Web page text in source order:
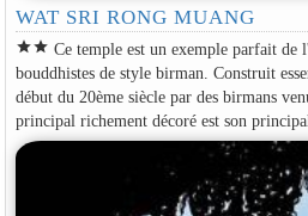
WAT SRI RONG MUANG
starstar Ce temple est un exemple parfait de
bouddhistes de style birman. Construit
début du 20ème siècle par des birmans
principal richement décoré est son